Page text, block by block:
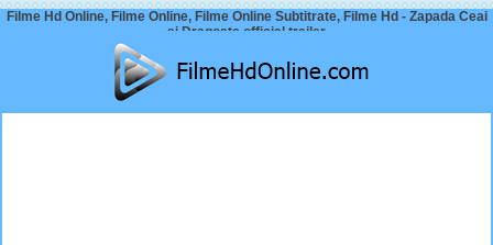
Filme Hd Online, Filme Online, Filme Online Subtitrate, Filme Hd - Zapada Ceai
si Dragoste official trailer